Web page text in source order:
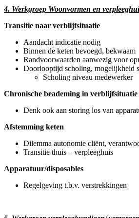
4. Werkgroep Woonvormen en
Transitie naar verblijfsituatie
Aandacht indicatie nodig
Binnen de keten bevoegd, bekwaam
Randvoorwaarden aanwezig voor
Doorlooptijd scholing, mogelijkheid
Scholing niveau medewerker
Chronische beademing in verblijfsituatie
Denk ook aan storing los van
Afstemming keten
Dilemma autonomie cliënt,
Transitie thuis – verpleeghuis
Apparatuur/disposables
Regelgeving t.b.v. verstrekkingen